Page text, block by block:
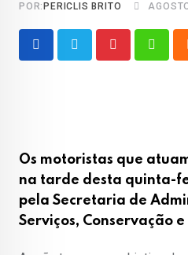
POR: PERICLIS BRITO
Os motoristas que
na tarde desta quinta-
pela Secretaria de
Serviços, Conservação e